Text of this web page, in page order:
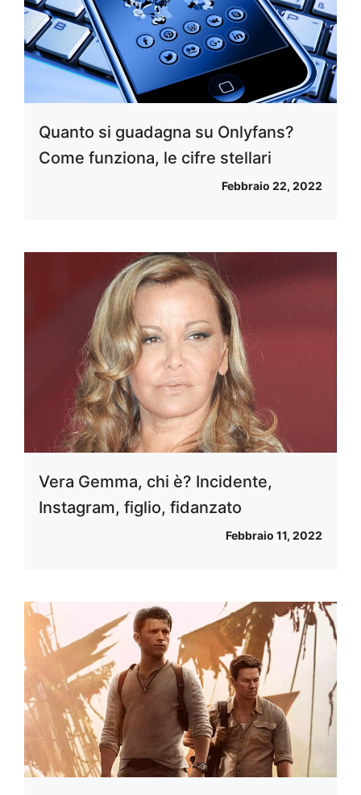
Quanto si guadagna su Onlyfans?
Come funziona, le cifre stellari
Febbraio 22, 2022
Vera Gemma, chi è? Incidente,
Instagram, figlio, fidanzato
Febbraio 11, 2022